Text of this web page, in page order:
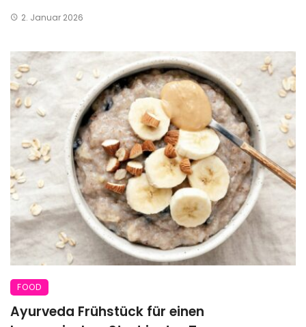
2. Januar 2026
FOOD
Ayurveda Frühstück für einen